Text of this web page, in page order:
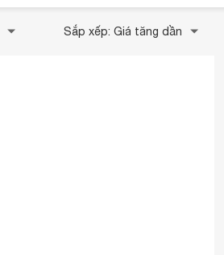
Sắp xếp: Giá tăng dần